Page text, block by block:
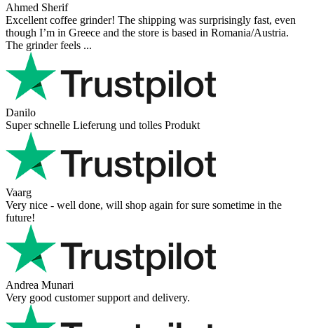
Ahmed Sherif
Excellent coffee grinder! The shipping was surprisingly fast, even
though I’m in Greece and the store is based in Romania/Austria.
The grinder feels ...
Danilo
Super schnelle Lieferung und tolles Produkt
Vaarg
Very nice - well done, will shop again for sure sometime in the
future!
Andrea Munari
Very good customer support and delivery.